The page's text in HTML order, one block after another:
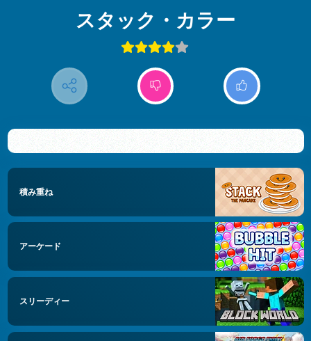
スタック・カラー
積み重ね
アーケード
スリーディー